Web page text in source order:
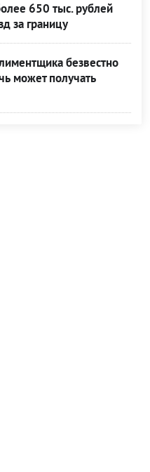
650 тыс. рублей
за границу
безвестно
может получать